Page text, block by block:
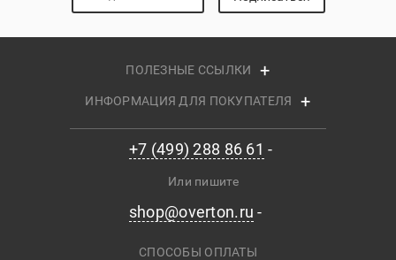
ПОЛЕЗНЫЕ ССЫЛКИ
ИНФОРМАЦИЯ ДЛЯ ПОКУПАТЕЛЯ
+7 (499) 288 86 61
Или пишите
shop@overton.ru
СПОСОБЫ ОПЛАТЫ